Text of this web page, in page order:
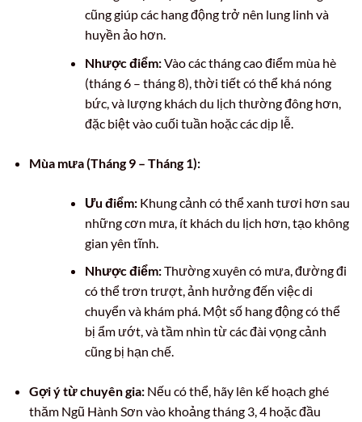
cũng giúp các hang động trở nên lung linh và
huyền ảo hơn.
Nhược điểm:Vào các tháng cao điểm mùa hè
(tháng 6 – tháng 8), thời tiết có thể khá nóng
bức, và lượng khách du lịch thường đông hơn,
đặc biệt vào cuối tuần hoặc các dịp lễ.
Mùa mưa (Tháng 9 – Tháng 1):
Ưu điểm:Khung cảnh có thể xanh tươi hơn sau
những cơn mưa, ít khách du lịch hơn, tạo không
gian yên tĩnh.
Nhược điểm:Thường xuyên có mưa, đường đi
có thể trơn trượt, ảnh hưởng đến việc di
chuyển và khám phá. Một số hang động có thể
bị ẩm ướt, và tầm nhìn từ các đài vọng cảnh
cũng bị hạn chế.
Gợi ý từ chuyên gia:Nếu có thể, hãy lên kế hoạch ghé
thăm Ngũ Hành Sơn vào khoảng tháng 3, 4 hoặc đầu